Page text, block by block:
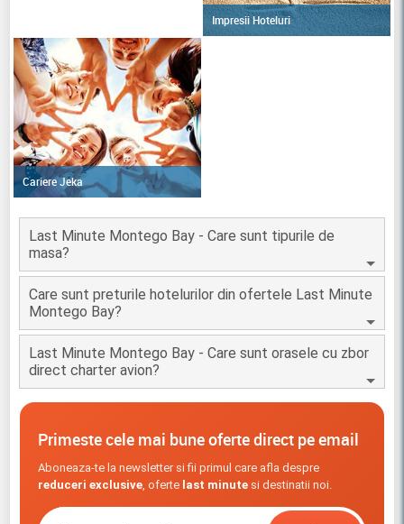
Impresii Hoteluri
Cariere Jeka
Last Minute Montego Bay - Care sunt tipurile de
masa?
Care sunt preturile hotelurilor din ofertele Last Minute
Montego Bay?
Last Minute Montego Bay - Care sunt orasele cu zbor
direct charter avion?
Primeste cele mai bune oferte direct pe email
Aboneaza-te la newsletter si fii primul care afla despre
reduceri exclusive, oferte last minutesi destinatii noi.